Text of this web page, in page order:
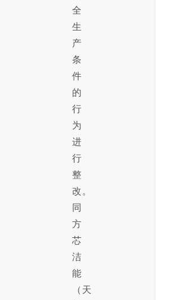
全
生
产
条
件
的
行
为
进
行
整
改。
同
方
芯
洁
能
（天